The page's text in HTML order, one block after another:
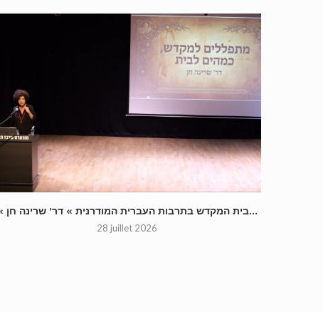
« בית המקדש בתרבות העברית המודרנית » דר’ שרינה חן...
28 juillet 2026